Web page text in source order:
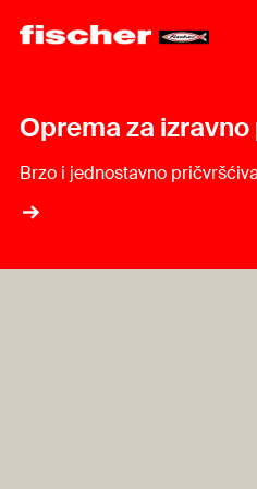
Oprema za
Brzo i jednostavno